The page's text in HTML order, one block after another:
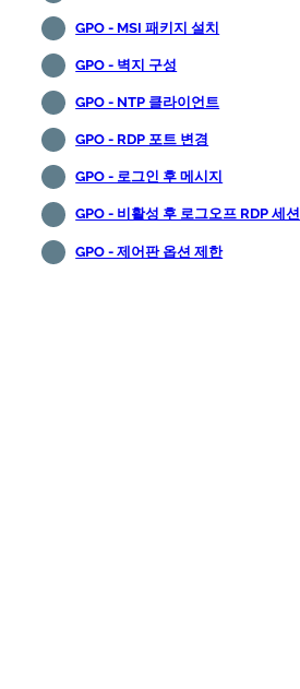
GPO - MSI 패키지 설치
GPO - 벽지 구성
GPO - NTP 클라이언트
GPO - RDP 포트 변경
GPO - 로그인 후 메시지
GPO - 비활성 후 로그오프 RDP 세션
GPO - 제어판 옵션 제한